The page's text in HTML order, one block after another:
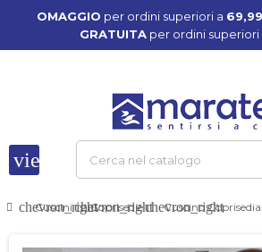
OMAGGIO per ordini superiori a
GRATUITAper ordini superiori
view_headline
chevron_right
Cuscinichevron_right
Coprisediechevron_right
Cuscino